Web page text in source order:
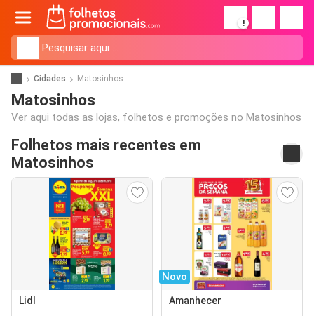
!
Cidades Matosinhos
Matosinhos
Ver aqui todas as lojas, folhetos e promoções no Matosinhos
Folhetos mais recentes em
Matosinhos
Lidl
Novo
Amanhecer